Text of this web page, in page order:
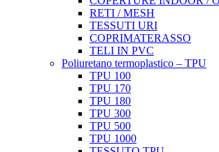
RETI / MESH
TESSUTI URI
COPRIMATERASSO
TELI IN PVC
Poliuretano termoplastico – TPU
TPU 100
TPU 170
TPU 180
TPU 300
TPU 500
TPU 1000